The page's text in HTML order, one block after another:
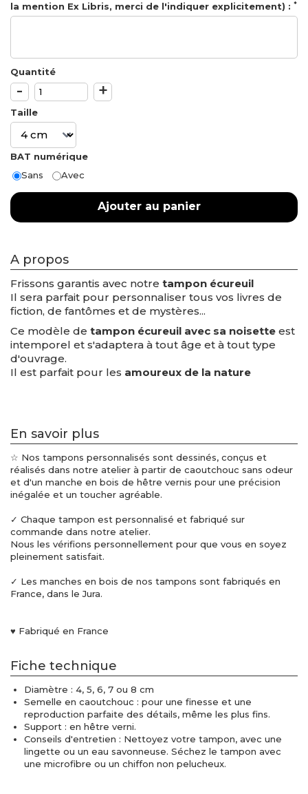
la mention Ex Libris, merci de l'indiquer explicitement) : *
Quantité
- +
Taille
BAT numérique
Sans
Avec
Ajouter au panier
A propos
Frissons garantis avec notre tampon écureuil
Il sera parfait pour personnaliser tous vos livres de
fiction, de fantômes et de mystères...
Ce modèle de tampon écureuil avec sa noisette est
intemporel et s'adaptera à tout âge et à tout type
d'ouvrage.
Il est parfait pour les amoureux de la nature
En savoir plus
☆ Nos tampons personnalisés sont dessinés, conçus et
réalisés dans notre atelier à partir de caoutchouc sans odeur
et d'un manche en bois de hêtre vernis pour une précision
inégalée et un toucher agréable.
✓ Chaque tampon est personnalisé et fabriqué sur
commande dans notre atelier.
Nous les vérifions personnellement pour que vous en soyez
pleinement satisfait.
✓ Les manches en bois de nos tampons sont fabriqués en
France, dans le Jura.
♥ Fabriqué en France
Fiche technique
Diamètre : 4, 5, 6, 7 ou 8 cm
Semelle en caoutchouc : pour une finesse et une
reproduction parfaite des détails, même les plus fins.
Support : en hêtre verni.
Conseils d'entretien : Nettoyez votre tampon, avec une
lingette ou un eau savonneuse. Séchez le tampon avec
une microfibre ou un chiffon non pelucheux.